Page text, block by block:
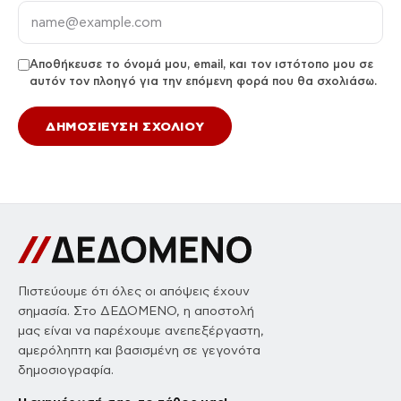
Αποθήκευσε το όνομά μου, email, και τον ιστότοπο μου σε
αυτόν τον πλοηγό για την επόμενη φορά που θα σχολιάσω.
Πιστεύουμε ότι όλες οι απόψεις έχουν
σημασία. Στο ΔΕΔΟΜΕΝΟ, η αποστολή
μας είναι να παρέχουμε ανεπεξέργαστη,
αμερόληπτη και βασισμένη σε γεγονότα
δημοσιογραφία.